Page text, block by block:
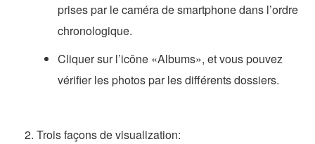
prises par le caméra de smartphone dans l’ordre
chronologique.
Cliquer sur l’icône «Albums», et vous pouvez
vérifier les photos par les différents dossiers.
Trois façons de visualization: